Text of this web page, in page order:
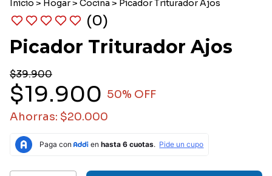
Inicio > Hogar> Cocina > Picador Triturador Ajos
(0)
Picador Triturador Ajos
$39.900
$19.900 50% OFF
Ahorras: $20.000